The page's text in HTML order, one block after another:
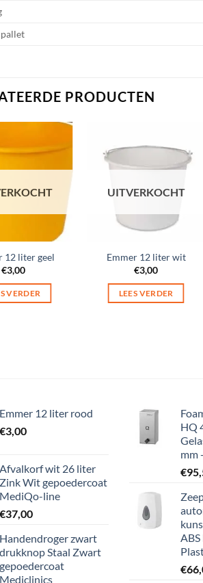
PRODUCTEN
12 liter geel
€3,00
VERDER
UITVERKOCHT
Emmer 12 liter wit
€3,00
LEES VERDER
Emmer 12 liter rood
€3,00
Afvalkorf wit 26 liter
Zink Wit gepoedercoat
MediQo-line
€37,00
Handendroger zwart
drukknop Staal Zwart
gepoedercoat
Mediclinics
HQ
mm
€
€